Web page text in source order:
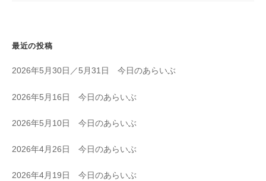
最近の投稿
2026年5月30日／5月31日 今日のあらいぶ
2026年5月16日 今日のあらいぶ
2026年5月10日 今日のあらいぶ
2026年4月26日 今日のあらいぶ
2026年4月19日 今日のあらいぶ